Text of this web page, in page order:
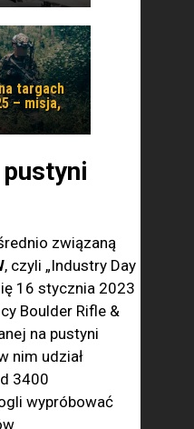
targach
– misja,
pustyni
związaną
, czyli „Industry Day
16 stycznia 2023
Boulder Rifle &
na pustyni
nim udział
3400
wypróbować